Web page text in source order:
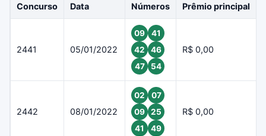
Concurso Data Números Prêmio principal
2441 05/01/2022
09
41
42
46
47
54
R$ 0,00
2442 08/01/2022
02
07
09
25
41
49
R$ 0,00